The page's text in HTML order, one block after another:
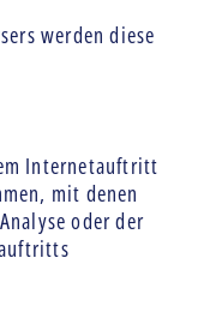
werden diese
Internetauftritt
mit denen
oder der